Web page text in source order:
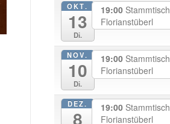
OKT.
13
Di.
19:00 Stammtisch
Florianstüberl
NOV.
10
Di.
19:00 Stammtisch
Florianstüberl
DEZ.
8 19:00 Stammtisch
Florianstüberl